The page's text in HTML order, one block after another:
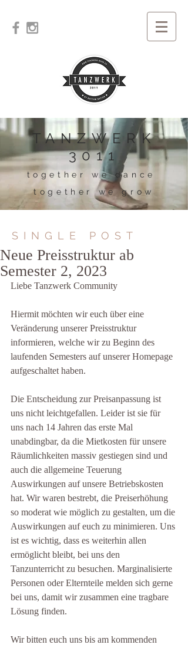
TANZWERK
3011
together we dance
together we grow
SINGLE POST
Neue Preisstruktur ab
Semester 2, 2023
Liebe Tanzwerk Community
Hiermit möchten wir euch über eine
Veränderung unserer Preisstruktur
informieren, welche wir zu Beginn des
laufenden Semesters auf unserer Homepage
aufgeschaltet haben.
Die Entscheidung zur Preisanpassung ist
uns nicht leichtgefallen. Leider ist sie für
uns nach 14 Jahren das erste Mal
unabdingbar, da die Mietkosten für unsere
Räumlichkeiten massiv gestiegen sind und
auch die allgemeine Teuerung
Auswirkungen auf unsere Betriebskosten
hat. Wir waren bestrebt, die Preiserhöhung
so moderat wie möglich zu gestalten, um die
Auswirkungen auf euch zu minimieren. Uns
ist es wichtig, dass es weiterhin allen
ermöglicht bleibt, bei uns den
Tanzunterricht zu besuchen. Marginalisierte
Personen oder Elternteile melden sich gerne
bei uns, damit wir zusammen eine tragbare
Lösung finden.
Wir bitten euch uns bis am kommenden